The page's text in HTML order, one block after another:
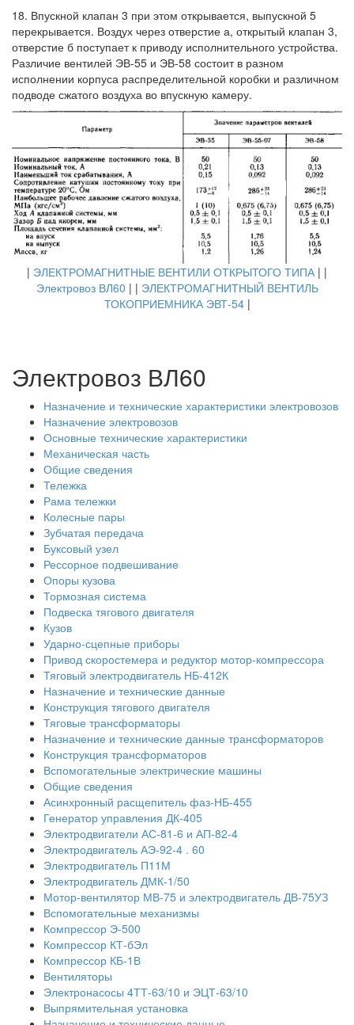
18. Впускной клапан 3 при этом открывается, выпускной 5
перекрывается. Воздух через отверстие а, открытый клапан 3,
отверстие б поступает к приводу исполнительного устройства.
Различие вентилей ЭВ-55 и ЭВ-58 состоит в разном
исполнении корпуса распределительной коробки и различном
подводе сжатого воздуха во впускную камеру.
| ЭЛЕКТРОМАГНИТНЫЕ ВЕНТИЛИ ОТКРЫТОГО ТИПА| |
Электровоз ВЛ60 | | ЭЛЕКТРОМАГНИТНЫЙ ВЕНТИЛЬ
ТОКОПРИЕМНИКА ЭВТ-54|
Электровоз ВЛ60
Назначение и технические характеристики электровозов
Назначение электровозов
Основные технические характеристики
Механическая часть
Общие сведения
Тележка
Рама тележки
Колесные пары
Зубчатая передача
Буксовый узел
Рессорное подвешивание
Опоры кузова
Тормозная система
Подвеска тягового двигателя
Кузов
Ударно-сцепные приборы
Привод скоростемера и редуктор мотор-компрессора
Тяговый электродвигатель НБ-412К
Назначение и технические данные
Конструкция тягового двигателя
Тяговые трансформаторы
Назначение и технические данные трансформаторов
Конструкция трансформаторов
Вспомогательные электрические машины
Общие сведения
Асинхронный расщепитель фаз-НБ-455
Генератор управления ДК-405
Электродвигатели АС-81-6 и АП-82-4
Электродвигатель АЭ-92-4 . 60
Электродвигатель П11М
Электродвигатель ДМК-1/50
Мотор-вентилятор МВ-75 и электродвигатель ДВ-75УЗ
Вспомогательные механизмы
Компрессор Э-500
Компрессор КТ-бЭл
Компрессор КБ-1В
Вентиляторы
Электронасосы 4ТТ-63/10 и ЭЦТ-63/10
Выпрямительная установка